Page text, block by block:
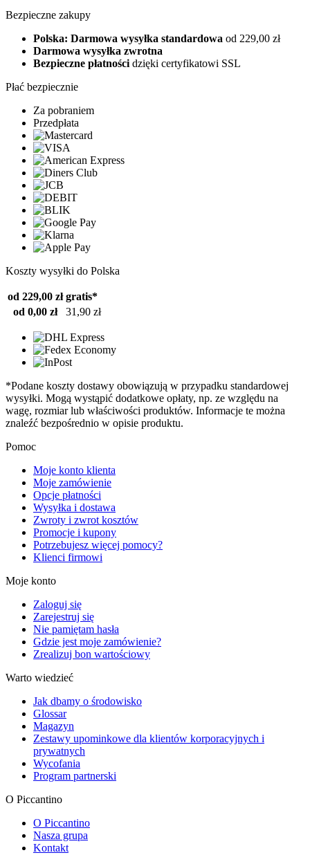
Bezpieczne zakupy
Polska: Darmowa wysyłka standardowa od 229,00 zł
Darmowa wysyłka zwrotna
Bezpieczne płatności dzięki certyfikatowi SSL
Płać bezpiecznie
Za pobraniem
Przedpłata
Koszty wysyłki do Polska
od 229,00 zł gratis*
od 0,00 zł
31,90 zł
*Podane koszty dostawy obowiązują w przypadku standardowej
wysyłki. Mogą wystąpić dodatkowe opłaty, np. ze względu na
wagę, rozmiar lub właściwości produktów. Informacje te można
znaleźć bezpośrednio w opisie produktu.
Pomoc
Moje konto klienta
Moje zamówienie
Opcje płatności
Wysyłka i dostawa
Zwroty i zwrot kosztów
Promocje i kupony
Potrzebujesz więcej pomocy?
Klienci firmowi
Moje konto
Zaloguj się
Zarejestruj się
Nie pamiętam hasła
Gdzie jest moje zamówienie?
Zrealizuj bon wartościowy
Warto wiedzieć
Jak dbamy o środowisko
Glossar
Magazyn
Zestawy upominkowe dla klientów korporacyjnych i
prywatnych
Wycofania
Program partnerski
O Piccantino
O Piccantino
Nasza grupa
Kontakt